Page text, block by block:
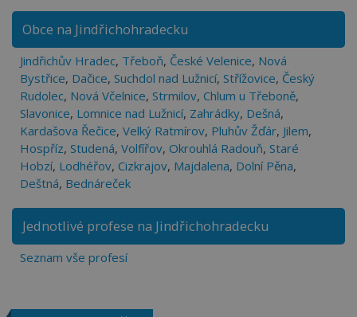
Obce na Jindřichohradecku
Jindřichův Hradec, Třeboň, České Velenice, Nová
Bystřice, Dačice, Suchdol nad Lužnicí, Střížovice, Český
Rudolec, Nová Včelnice, Strmilov, Chlum u Třeboně,
Slavonice, Lomnice nad Lužnicí, Zahrádky, Dešná,
Kardašova Řečice, Velký Ratmírov, Pluhův Žďár, Jilem,
Hospříz, Studená, Volfířov, Okrouhlá Radouň, Staré
Hobzí, Lodhéřov, Cizkrajov, Majdalena, Dolní Pěna,
Deštná, Bednáreček
Jednotlivé profese na Jindřichohradecku
Seznam vše profesí